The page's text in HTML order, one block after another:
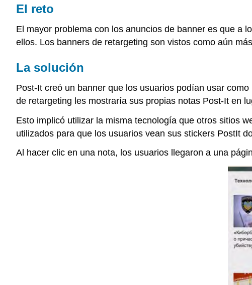
El reto
El mayor problema con los anuncios de banner es que a
ellos. Los banners de retargeting son vistos como aún
La solución
Post-It creó un banner que los usuarios podían usar
de retargeting les mostraría sus propias notas Post-It en
Esto implicó utilizar la misma tecnología que otros sitios
utilizados para que los usuarios vean sus stickers PostIt
Al hacer clic en una nota, los usuarios llegaron a una